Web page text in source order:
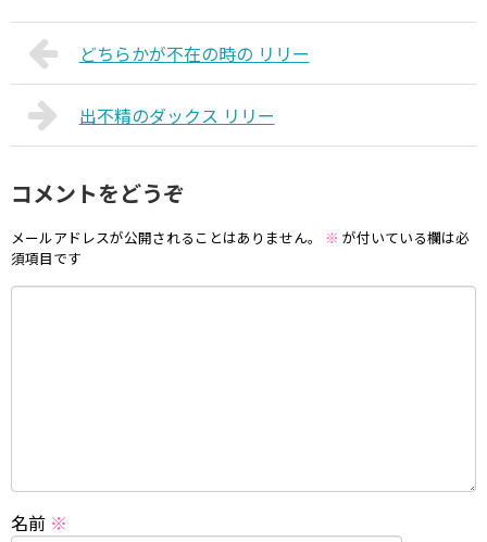
どちらかが不在の時の リリー
出不精のダックス リリー
コメントをどうぞ
メールアドレスが公開されることはありません。 ※ が付いている欄は必
須項目です
名前 ※